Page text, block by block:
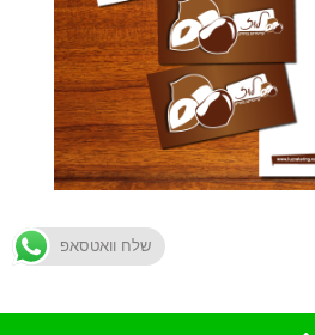
שלח וואטסאפ